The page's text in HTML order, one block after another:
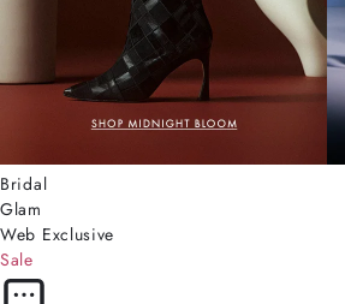
Bridal
Glam
Web Exclusive
Sale